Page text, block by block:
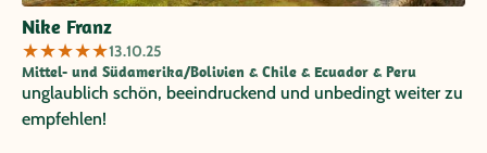
Nike Franz
★★★★★13.10.25
Mittel- und Südamerika/Bolivien & Chile & Ecuador & Peru
unglaublich schön, beeindruckend und unbedingt weiter zu
empfehlen!